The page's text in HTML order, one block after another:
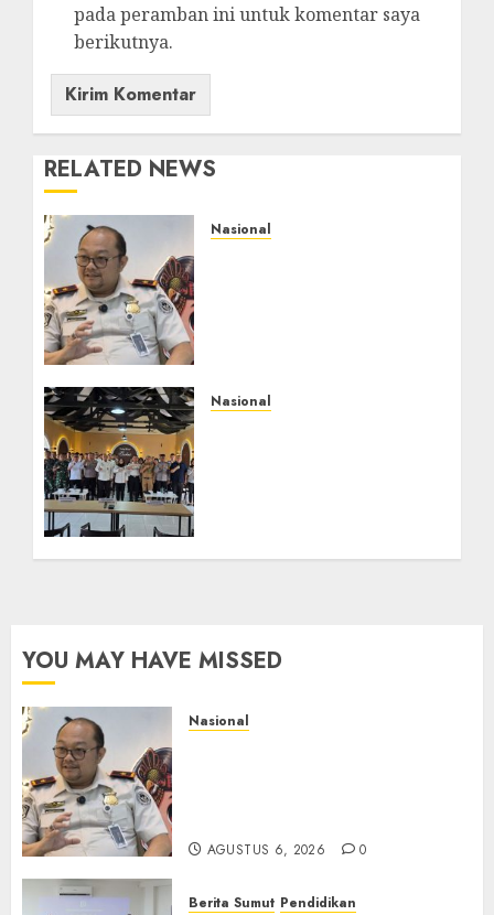
pada peramban ini untuk komentar saya
berikutnya.
RELATED NEWS
Nasional
Nasional
YOU MAY HAVE MISSED
Nasional
AGUSTUS 6, 2026 0
Berita Sumut Pendidikan